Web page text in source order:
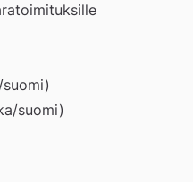
suomi)